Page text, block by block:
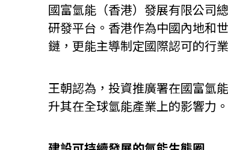
國富氫能（香港）發展有限公司
研發平台。香港作為中國內地和
鏈，更能主導制定國際認可的行業
王朝認為，投資推廣署在國富氫
升其在全球氫能產業上的影響力。